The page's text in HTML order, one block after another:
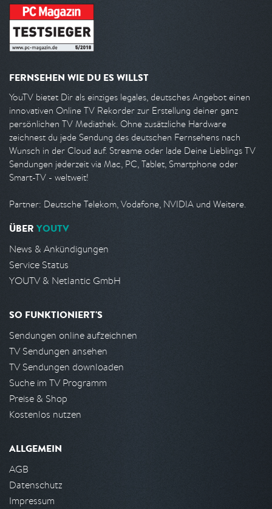
FERNSEHEN WIE DU ES WILLST
YouTV bietet Dir als einziges legales, deutsches Angebot einen
innovativen Online TV Rekorder zur Erstellung deiner ganz
persönlichen TV Mediathek. Ohne zusätzliche Hardware
zeichnest du jede Sendung des deutschen Fernsehens nach
Wunsch in der Cloud auf. Streame oder lade Deine Lieblings TV
Sendungen jederzeit via Mac, PC, Tablet, Smartphone oder
Smart-TV - weltweit!
Partner: Deutsche Telekom, Vodafone, NVIDIA und Weitere.
ÜBER YOUTV
News & Ankündigungen
Service Status
YOUTV & Netlantic GmbH
SO FUNKTIONIERT'S
Sendungen online aufzeichnen
TV Sendungen ansehen
TV Sendungen downloaden
Suche im TV Programm
Preise & Shop
Kostenlos nutzen
ALLGEMEIN
AGB
Datenschutz
Impressum